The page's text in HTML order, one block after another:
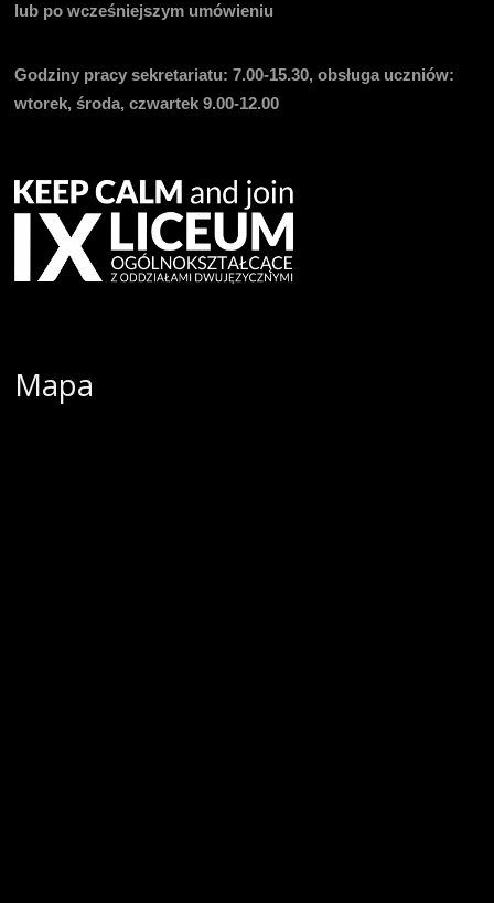
lub po wcześniejszym umówieniu
Godziny pracy sekretariatu: 7.00-15.30, obsługa uczniów:
wtorek, środa, czwartek 9.00-12.00
Mapa